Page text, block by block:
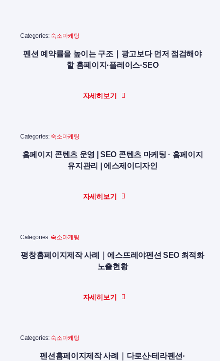
Categories: 숙소마케팅
펜션 예약률을 높이는 구조｜광고보다 먼저 점검해야
할 홈페이지·플레이스·SEO
자세히보기
Categories: 숙소마케팅
홈페이지 콘텐츠 운영 | SEO 콘텐츠 마케팅 · 홈페이지
유지관리 | 에스제이디자인
자세히보기
Categories: 숙소마케팅
평창홈페이지제작 사례｜에스뜨레야펜션 SEO 최적화
노출현황
자세히보기
Categories: 숙소마케팅
펜션홈페이지제작 사례｜다로산·테라펜션·